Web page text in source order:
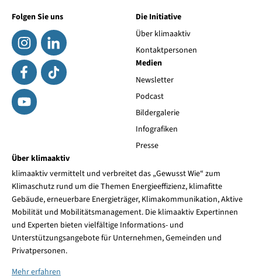
Folgen Sie uns
Die Initiative
Über klimaaktiv
Kontaktpersonen
Medien
Newsletter
Podcast
Bildergalerie
Infografiken
Presse
Über klimaaktiv
klimaaktiv vermittelt und verbreitet das „Gewusst Wie“ zum
Klimaschutz rund um die Themen Energieeffizienz, klimafitte
Gebäude, erneuerbare Energieträger, Klimakommunikation, Aktive
Mobilität und Mobilitätsmanagement. Die klimaaktiv Expertinnen
und Experten bieten vielfältige Informations- und
Unterstützungsangebote für Unternehmen, Gemeinden und
Privatpersonen.
Mehr erfahren